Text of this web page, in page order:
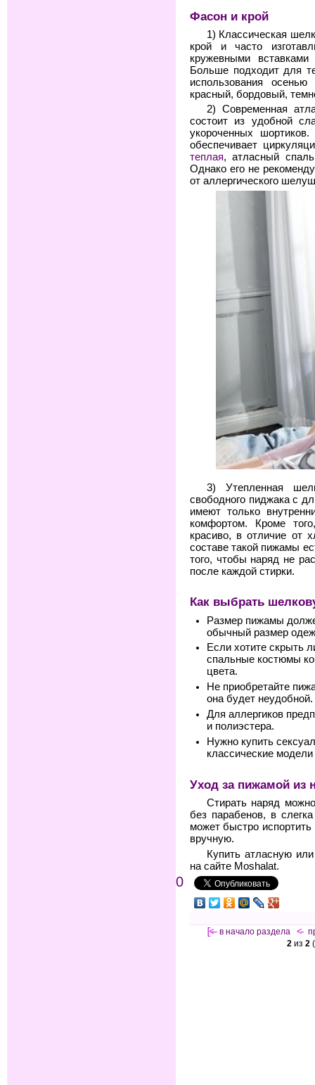
Фасон и крой
1) Классическая
крой и часто
кружевными
Больше подходит для
использования
красный, бордовый,
2) Современная
состоит из удобной
укороченных
обеспечивает
теплая, атласный
Однако его не
от аллергического
3) Утепленная
свободного пиджака с
имеют только
комфортом. Кроме
красиво, в отличие от
составе такой пижамы
того, чтобы наряд не
после каждой стирки.
Как выбрать
Размер пижамы
обычный размер
Если хотите скрыть
спальные костюмы
цвета.
Не приобретайте
она будет неудобной.
Для аллергиков
и полиэстера.
Нужно купить
классические
Уход за пижамой из
Стирать наряд
без парабенов, в
может быстро
вручную.
Купить атласную
на сайте Мoshalat.
0
[<— в начало раздела <-
2 из 2